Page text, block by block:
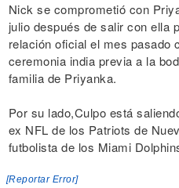
Nick se comprometió con
julio después de salir con ella
relación oficial el mes pasado
ceremonia india previa a la
familia de Priyanka.
Por su lado,Culpo está
ex NFL de los Patriots de
futbolista de los Miami
[Reportar Error]